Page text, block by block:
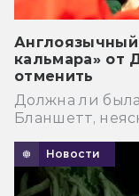
кальмара» от
отменить
Должна ли
Бланшетт,
Новости